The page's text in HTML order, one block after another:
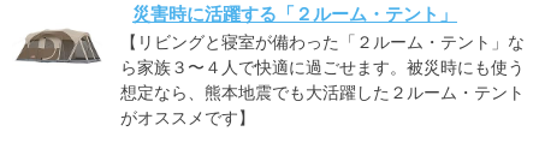
災害時に活躍する「２ルーム・テント」
【リビングと寝室が備わった「２ルーム・テント」な
ら家族３〜４人で快適に過ごせます。被災時にも使う
想定なら、熊本地震でも大活躍した２ルーム・テント
がオススメです】